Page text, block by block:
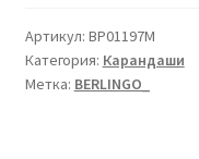
г
Berlingo
"Radiance"
Артикул: BP01197M
Категория: Карандаши
Метка: BERLINGO_